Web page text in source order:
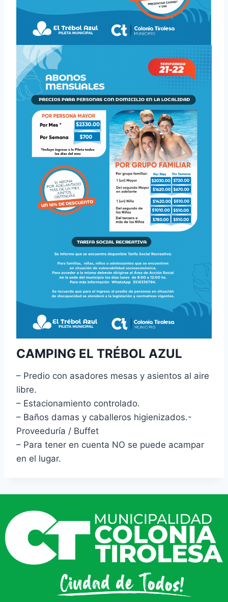
CAMPING EL TRÉBOL AZUL
– Predio con asadores mesas y asientos al aire
libre.
– Estacionamiento controlado.
– Baños damas y caballeros higienizados.-
Proveeduría / Buffet
– Para tener en cuenta NO se puede acampar
en el lugar.